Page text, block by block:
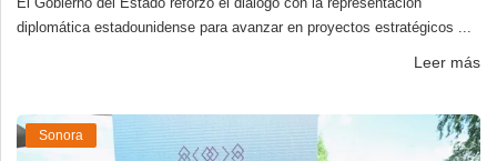
diplomática estadounidense para avanzar en proyectos estratégicos ...
Leer más
Sonora